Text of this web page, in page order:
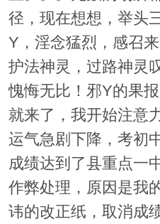
径，现在想想，举头
Y，淫念猛烈，感召
护法神灵，过路神灵
愧悔无比！邪Y的果
就来了，我开始注意
运气急剧下降，考初
成绩达到了县重点一
作弊处理，原因是我
讳的改正纸，取消成